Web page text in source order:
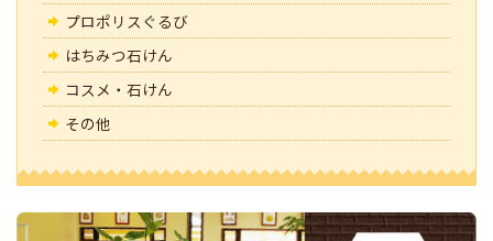
プロポリスぐるび
はちみつ石けん
コスメ・石けん
その他